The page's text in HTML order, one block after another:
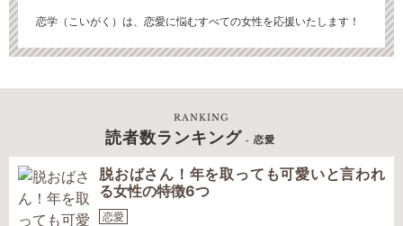
恋学（こいがく）は、恋愛に悩むすべての女性を応援いたします！
RANKING
読者数ランキング - 恋愛
脱おばさん！年を取っても可愛いと言われ
る女性の特徴6つ
恋愛